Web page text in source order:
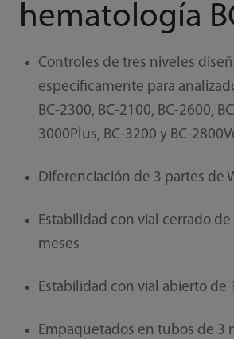
hematología
Controles de tres niveles
específicamente para
BC-2300, BC-2100, BC-2600,
3000Plus, BC-3200 y BC-
Diferenciación de 3 partes de
Estabilidad con vial cerrado de
meses
Estabilidad con vial abierto de
Empaquetados en tubos de 3